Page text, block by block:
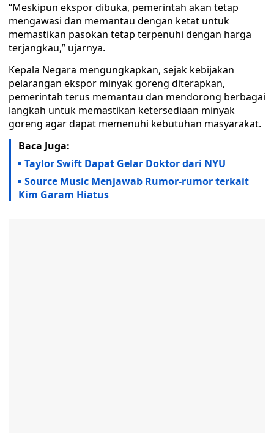
“Meskipun ekspor dibuka, pemerintah akan tetap
mengawasi dan memantau dengan ketat untuk
memastikan pasokan tetap terpenuhi dengan harga
terjangkau,” ujarnya.
Kepala Negara mengungkapkan, sejak kebijakan
pelarangan ekspor minyak goreng diterapkan,
pemerintah terus memantau dan mendorong berbagai
langkah untuk memastikan ketersediaan minyak
goreng agar dapat memenuhi kebutuhan masyarakat.
Baca Juga:
Taylor Swift Dapat Gelar Doktor dari NYU
Source Music Menjawab Rumor-rumor terkait
Kim Garam Hiatus